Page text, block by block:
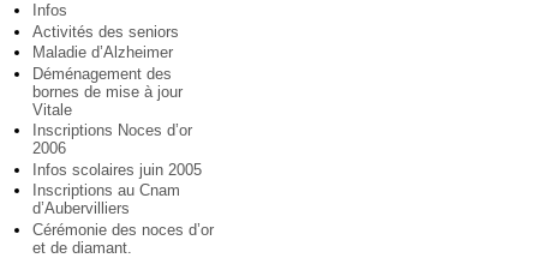
Infos
Activités des seniors
Maladie d’Alzheimer
Déménagement des
bornes de mise à jour
Vitale
Inscriptions Noces d’or
2006
Infos scolaires juin 2005
Inscriptions au Cnam
d’Aubervilliers
Cérémonie des noces d’or
et de diamant.